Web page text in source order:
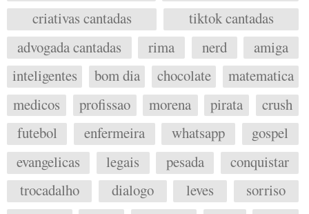
criativas cantadas
tiktok cantadas
advogada cantadas
rima nerd
amiga
inteligentes
bom dia chocolate
matematica
medicos
profissao morena pirata
crush
futebol
enfermeira whatsapp
gospel
evangelicas
legais pesada
conquistar
trocadalho
dialogo leves
sorriso